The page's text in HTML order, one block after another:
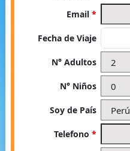
Email*
Fecha de Viaje
N° Adultos
N° Niños
Soy de País
Telefono*